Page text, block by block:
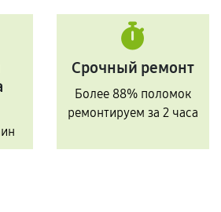
Срочный ремонт
Более 88% поломок
ремонтируем за 2 часа